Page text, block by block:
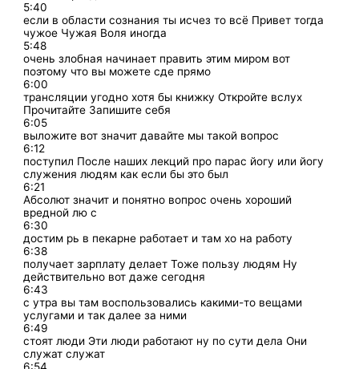
5:40
если в области сознания ты исчез то всё Привет тогда
чужое Чужая Воля иногда
5:48
очень злобная начинает править этим миром вот
поэтому что вы можете сде прямо
6:00
трансляции угодно хотя бы книжку Откройте вслух
Прочитайте Запишите себя
6:05
выложите вот значит давайте мы такой вопрос
6:12
поступил После наших лекций про парас йогу или йогу
служения людям как если бы это был
6:21
Абсолют значит и понятно вопрос очень хороший
вредной лю с
6:30
достим рь в пекарне работает и там хо на работу
6:38
получает зарплату делает Тоже пользу людям Ну
действительно вот даже сегодня
6:43
с утра вы там воспользовались какими-то вещами
услугами и так далее за ними
6:49
стоят люди Эти люди работают ну по сути дела Они
служат служат